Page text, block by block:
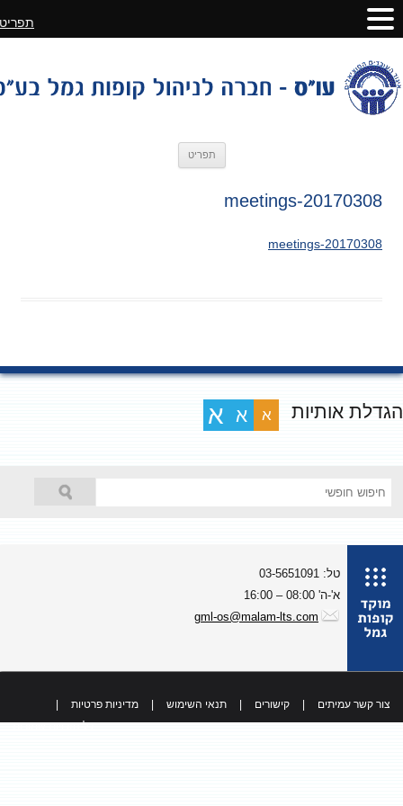
תפריט
20170308-meetings
20170308-meetings
אותיות א א א
טל: 03-5651091
א'-ה' 08:00 – 16:00
gml-os@malam-lts.com
צור קשר עמיתים קישורים תנאי השימוש מדיניות פרטיות
כל הזכויות שמורות
תפריט